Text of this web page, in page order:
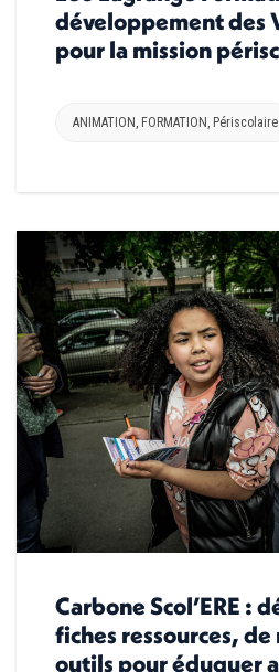
développement des
pour la mission
ANIMATION FORMATION Périscolaire
Carbone Scol’ERE :
fiches ressources,
outils pour éduquer